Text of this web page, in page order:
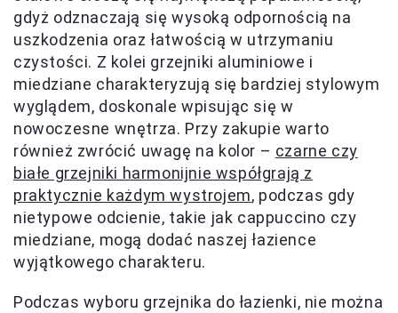
gdyż odznaczają się wysoką odpornością na
uszkodzenia oraz łatwością w utrzymaniu
czystości. Z kolei grzejniki aluminiowe i
miedziane charakteryzują się bardziej stylowym
wyglądem, doskonale wpisując się w
nowoczesne wnętrza. Przy zakupie warto
również zwrócić uwagę na kolor – czarne czy
białe grzejniki harmonijnie współgrają z
praktycznie każdym wystrojem, podczas gdy
nietypowe odcienie, takie jak cappuccino czy
miedziane, mogą dodać naszej łazience
wyjątkowego charakteru.
Podczas wyboru grzejnika do łazienki, nie można